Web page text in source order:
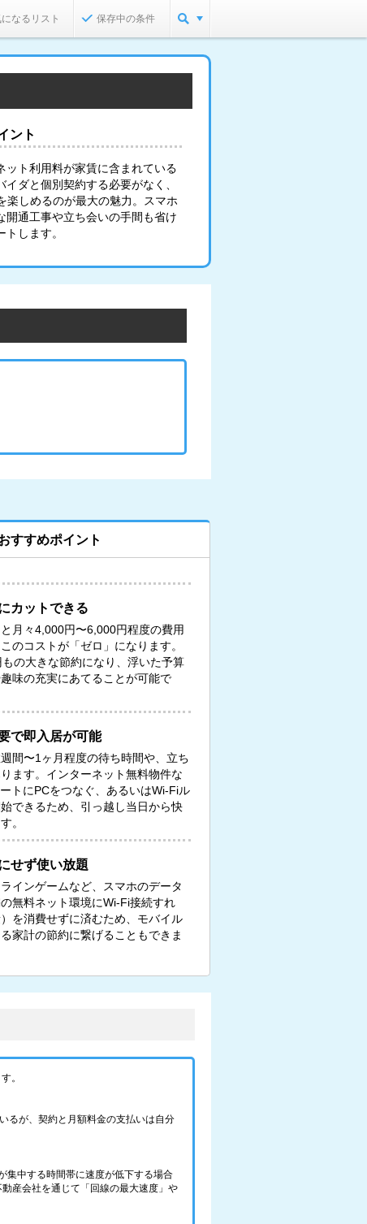
なるリスト 保存中の条件
ント
ット利用料が家賃に含まれている
ダと個別契約する必要がなく、
楽しめるのが最大の魅力。スマホ
通工事や立ち会いの手間も省け
します。
すすめポイント
カットできる
月々4,000円〜6,000円程度の費用
のコストが「ゼロ」になります。
の大きな節約になり、浮いた予算
味の充実にあてることが可能で
で即入居が可能
間〜1ヶ月程度の待ち時間や、立ち
ます。インターネット無料物件な
トにPCをつなぐ、あるいはWi-Fiル
できるため、引っ越し当日から快
。
せず使い放題
インゲームなど、スマホのデータ
無料ネット環境にWi-Fi接続すれ
を消費せずに済むため、モバイル
家計の節約に繋げることもできま
。
るが、契約と月額料金の支払いは自分
集中する時間帯に速度が低下する場合
産会社を通じて「回線の最大速度」や